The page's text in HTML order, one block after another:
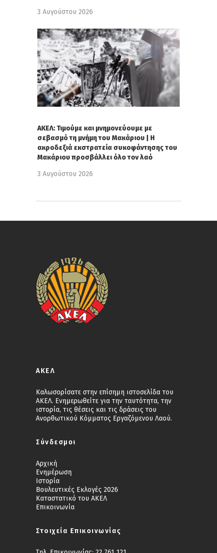
3 Αυγούστου 2026
ΑΚΕΛ: Τιμούμε και μνημονεύουμε με
σεβασμό τη μνήμη του Μακάριου | Η
ακροδεξιά εκστρατεία συκοφάντησης του
Μακάριου προσβάλλει όλο τον λαό
3 Αυγούστου 2026
ΑΚΕΛ
Καλωσορίσατε στην επίσημη ιστοσελίδα του
ΑΚΕΛ. Ενημερωθείτε για την ταυτότητα, την
ιστορία, τις θέσεις και τις δράσεις του
Ανορθωτικού Κόμματος Εργαζόμενου Λαού.
Σύνδεσμοι
Αρχική
Ενημέρωση
Ιστορία
Βουλευτικές Εκλογές 2026
Καταστατικό του ΑΚΕΛ
Επικοινωνία
Στοιχεία Επικοινωνίας